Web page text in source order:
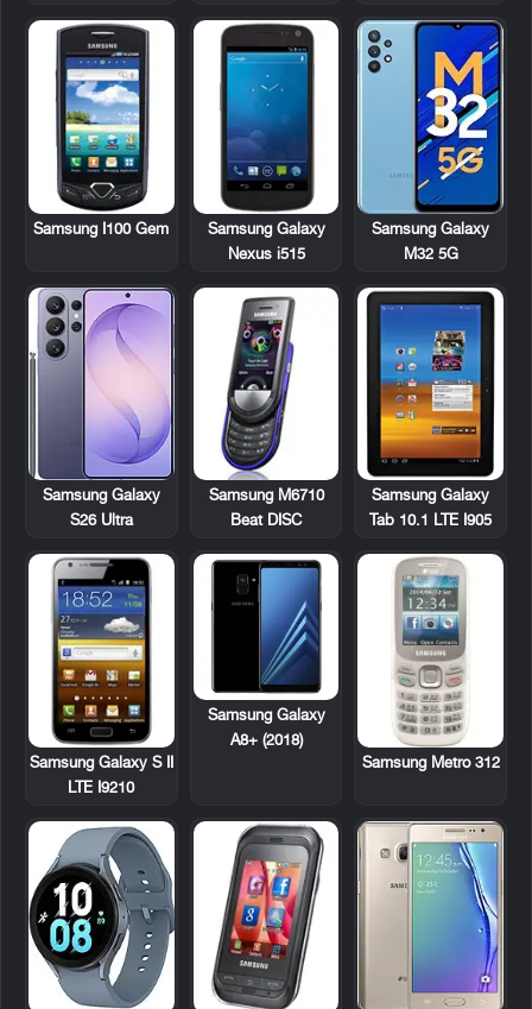
Samsung Galaxy
M32 5G
Samsung Galaxy
Nexus i515
Samsung I100 Gem
Samsung Galaxy
Tab 10.1 LTE I905
Samsung M6710
Beat DISC
Samsung Galaxy
S26 Ultra
Samsung Metro 312
Samsung Galaxy
A8+ (2018)
Samsung Galaxy S II
LTE I9210